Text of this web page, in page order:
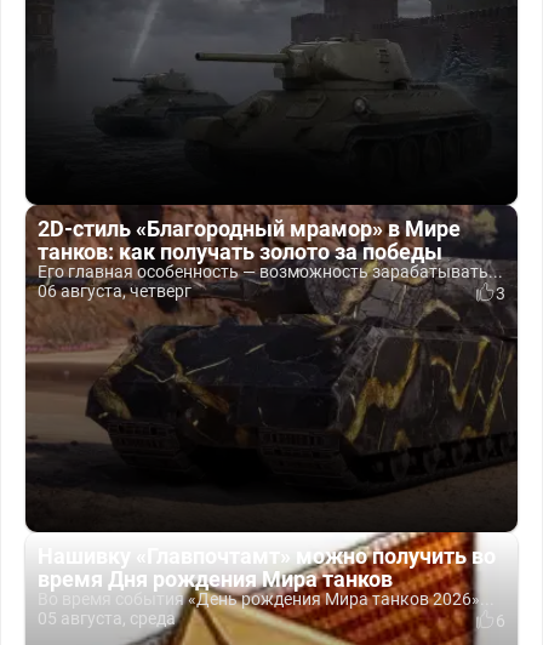
2D-стиль «Благородный мрамор» в Мире
танков: как получать золото за победы
Его главная особенность — возможность зарабатывать...
06 августа, четверг
3
Нашивку «Главпочтамт» можно получить во
время Дня рождения Мира танков
Во время события «День рождения Мира танков 2026»...
05 августа, среда
6